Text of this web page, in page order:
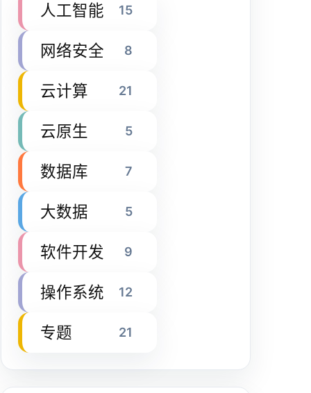
人工智能 15
网络安全 8
云计算 21
云原生 5
数据库 7
大数据 5
软件开发 9
操作系统 12
专题 21